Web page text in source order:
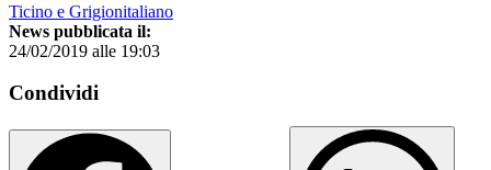
Ticino e Grigionitaliano
News pubblicata il:
24/02/2019 alle 19:03
Condividi